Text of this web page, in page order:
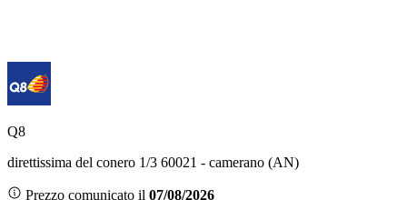
Q8
direttissima del conero 1/3 60021 - camerano (AN)
Prezzo comunicato il 07/08/2026